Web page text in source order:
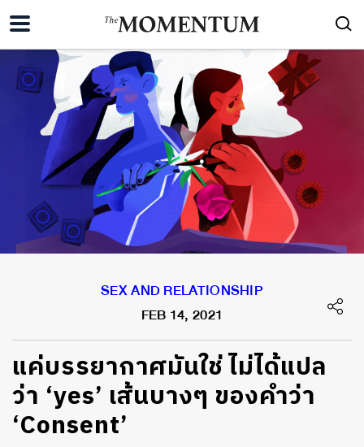
SEX AND RELATIONSHIP
FEB 14, 2021
แค่บรรยากาศมันใช่ ไม่ได้แปล
ว่า ‘yes’ เส้นบางๆ ของคำว่า
‘Consent’